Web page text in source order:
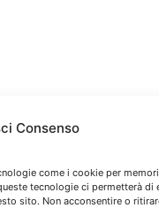
Consenso
come i cookie per
tecnologie ci permetterà di
sito. Non acconsentire o